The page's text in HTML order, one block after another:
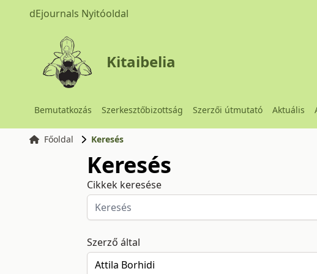
dEjournals Nyitóoldal
Kitaibelia
Bemutatkozás Szerkesztőbizottság Szerzői útmutató Aktuális
Főoldal Keresés
Keresés
Cikkek keresése
Szerző által